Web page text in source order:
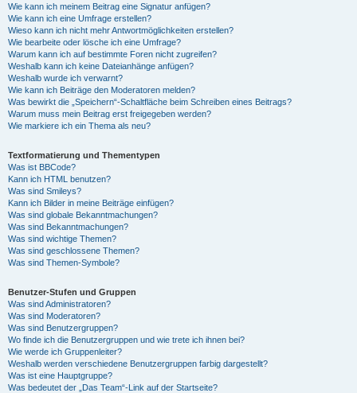
Wie kann ich meinem Beitrag eine Signatur anfügen?
Wie kann ich eine Umfrage erstellen?
Wieso kann ich nicht mehr Antwortmöglichkeiten erstellen?
Wie bearbeite oder lösche ich eine Umfrage?
Warum kann ich auf bestimmte Foren nicht zugreifen?
Weshalb kann ich keine Dateianhänge anfügen?
Weshalb wurde ich verwarnt?
Wie kann ich Beiträge den Moderatoren melden?
Was bewirkt die „Speichern“-Schaltfläche beim Schreiben eines Beitrags?
Warum muss mein Beitrag erst freigegeben werden?
Wie markiere ich ein Thema als neu?
Textformatierung und Thementypen
Was ist BBCode?
Kann ich HTML benutzen?
Was sind Smileys?
Kann ich Bilder in meine Beiträge einfügen?
Was sind globale Bekanntmachungen?
Was sind Bekanntmachungen?
Was sind wichtige Themen?
Was sind geschlossene Themen?
Was sind Themen-Symbole?
Benutzer-Stufen und Gruppen
Was sind Administratoren?
Was sind Moderatoren?
Was sind Benutzergruppen?
Wo finde ich die Benutzergruppen und wie trete ich ihnen bei?
Wie werde ich Gruppenleiter?
Weshalb werden verschiedene Benutzergruppen farbig dargestellt?
Was ist eine Hauptgruppe?
Was bedeutet der „Das Team“-Link auf der Startseite?